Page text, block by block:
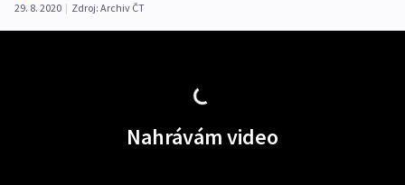
29. 8. 2020 | Zdroj: Archiv ČT
Nahrávám video